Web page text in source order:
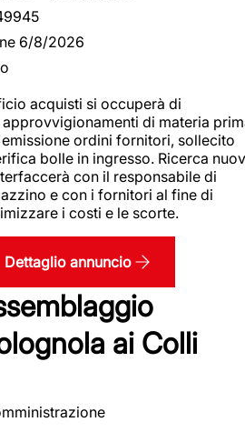
6/8/2026
acquisti si occuperà di
di materia
ordini fornitori, sollecito
bolle in ingresso. Ricerca
con il responsabile di
e con i fornitori al fine di
i costi e le scorte.
Dettaglio annuncio
ai Colli